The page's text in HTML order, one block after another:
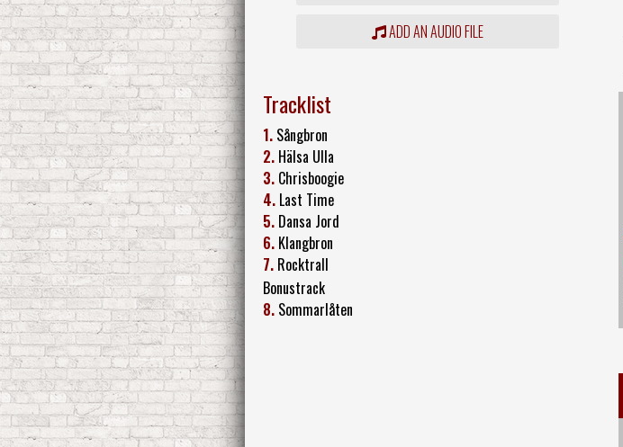
ADD AN AUDIO FILE
Tracklist
1. Sångbron
2. Hälsa Ulla
3. Chrisboogie
4. Last Time
5. Dansa Jord
6. Klangbron
7. Rocktrall
Bonustrack
8. Sommarlåten